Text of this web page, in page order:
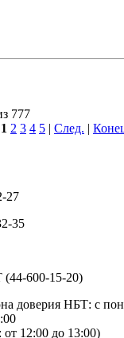
777
1 2 3 4 5 | След. |
27
35
600-15-20)
доверия НБТ: с
12:00 до 13:00)